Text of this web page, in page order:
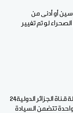
أو أدنى من
لو تم تغيير
وقال وزير الخارجية الجزائري أحمد عطاف – في مقابلة قناة الجزائر الدولية24
تتضمن السيادة